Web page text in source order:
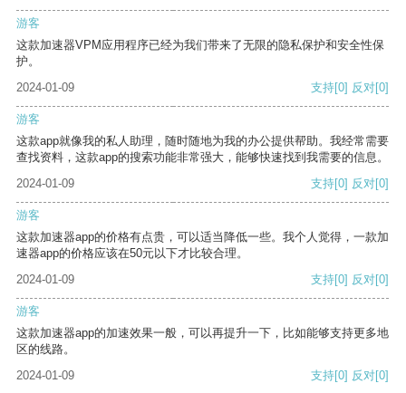
游客
这款加速器VPM应用程序已经为我们带来了无限的隐私保护和安全性保
护。
2024-01-09
支持[0] 反对[0]
游客
这款app就像我的私人助理，随时随地为我的办公提供帮助。我经常需要
查找资料，这款app的搜索功能非常强大，能够快速找到我需要的信息。
2024-01-09
支持[0] 反对[0]
游客
这款加速器app的价格有点贵，可以适当降低一些。我个人觉得，一款加
速器app的价格应该在50元以下才比较合理。
2024-01-09
支持[0] 反对[0]
游客
这款加速器app的加速效果一般，可以再提升一下，比如能够支持更多地
区的线路。
2024-01-09
支持[0] 反对[0]